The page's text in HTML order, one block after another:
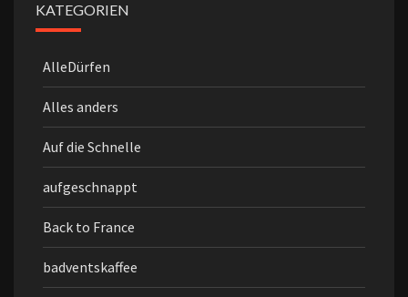
KATEGORIEN
AlleDürfen
Alles anders
Auf die Schnelle
aufgeschnappt
Back to France
badventskaffee